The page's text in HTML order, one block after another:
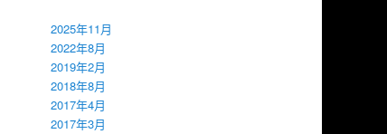
2025年11月
2022年8月
2019年2月
2018年8月
2017年4月
2017年3月